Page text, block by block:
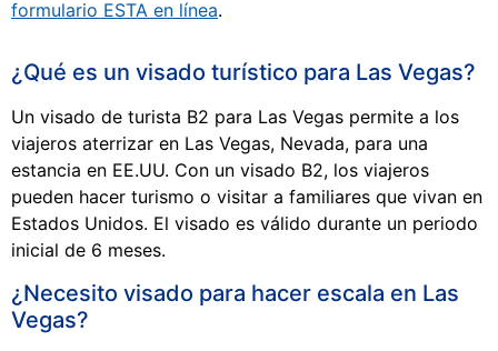
formulario ESTA en línea.
¿Qué es un visado turístico para Las Vegas?
Un visado de turista B2 para Las Vegas permite a los
viajeros aterrizar en Las Vegas, Nevada, para una
estancia en EE.UU. Con un visado B2, los viajeros
pueden hacer turismo o visitar a familiares que vivan en
Estados Unidos. El visado es válido durante un periodo
inicial de 6 meses.
¿Necesito visado para hacer escala en Las
Vegas?